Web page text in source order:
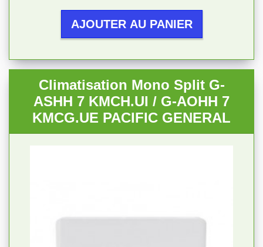
AJOUTER AU PANIER
Climatisation Mono Split G-
ASHH 7 KMCH.UI / G-AOHH 7
KMCG.UE PACIFIC GENERAL